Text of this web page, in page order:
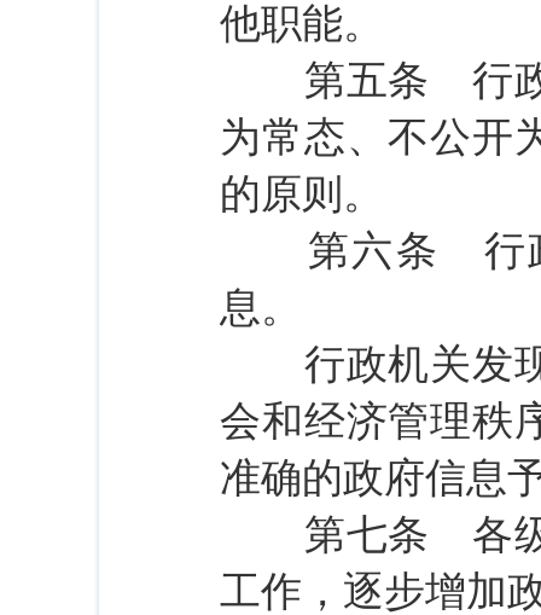
他职能。
第五条 行政
为常态、不公开
的原则。
第六条 行政
息。
行政机关发现
会和经济管理秩
准确的政府信息
第七条 各级
工作，逐步增加